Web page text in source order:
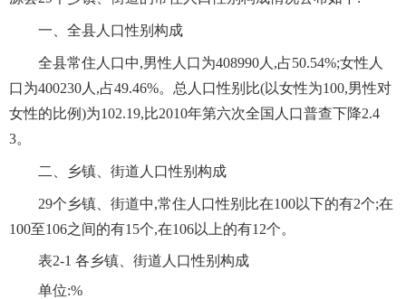
一、全县人口性别构成
全县常住人口中,男性人口为408990人,占50.54%;女性人
口为400230人,占49.46%。总人口性别比(以女性为100,男性对
女性的比例)为102.19,比2010年第六次全国人口普查下降2.4
3。
二、乡镇、街道人口性别构成
29个乡镇、街道中,常住人口性别比在100以下的有2个;在
100至106之间的有15个,在106以上的有12个。
表2-1 各乡镇、街道人口性别构成
单位:%